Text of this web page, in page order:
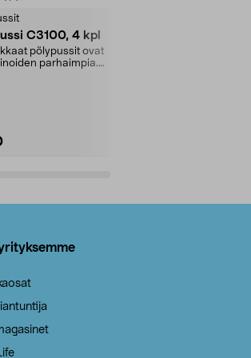
C3100, 4 kpl
pölypussit ovat
parhaimpia.